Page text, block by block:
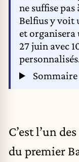
ne suffise
Belfius y voit
et organisera
27 juin avec
Sommaire
C’est l’un
du premier